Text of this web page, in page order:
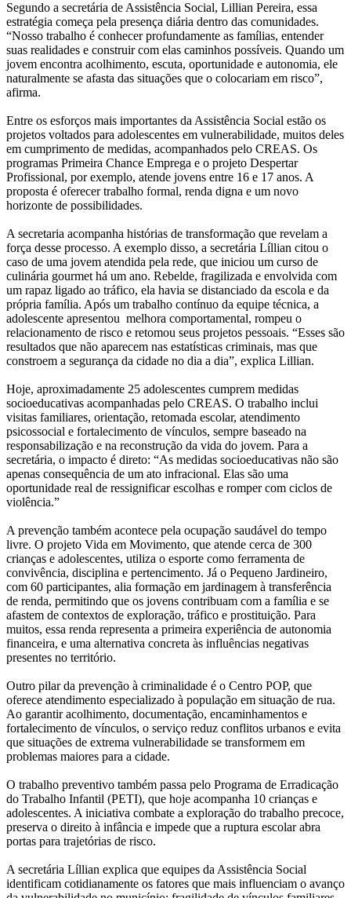
Segundo a secretária de Assistência Social, Lillian Pereira, essa
estratégia começa pela presença diária dentro das comunidades.
“Nosso trabalho é conhecer profundamente as famílias, entender
suas realidades e construir com elas caminhos possíveis. Quando um
jovem encontra acolhimento, escuta, oportunidade e autonomia, ele
naturalmente se afasta das situações que o colocariam em risco”,
afirma.
Entre os esforços mais importantes da Assistência Social estão os
projetos voltados para adolescentes em vulnerabilidade, muitos deles
em cumprimento de medidas, acompanhados pelo CREAS. Os
programas Primeira Chance Emprega e o projeto Despertar
Profissional, por exemplo, atende jovens entre 16 e 17 anos. A
proposta é oferecer trabalho formal, renda digna e um novo
horizonte de possibilidades.
A secretaria acompanha histórias de transformação que revelam a
força desse processo. A exemplo disso, a secretária Líllian citou o
caso de uma jovem atendida pela rede, que iniciou um curso de
culinária gourmet há um ano. Rebelde, fragilizada e envolvida com
um rapaz ligado ao tráfico, ela havia se distanciado da escola e da
própria família. Após um trabalho contínuo da equipe técnica, a
adolescente apresentou melhora comportamental, rompeu o
relacionamento de risco e retomou seus projetos pessoais. “Esses são
resultados que não aparecem nas estatísticas criminais, mas que
constroem a segurança da cidade no dia a dia”, explica Lillian.
Hoje, aproximadamente 25 adolescentes cumprem medidas
socioeducativas acompanhadas pelo CREAS. O trabalho inclui
visitas familiares, orientação, retomada escolar, atendimento
psicossocial e fortalecimento de vínculos, sempre baseado na
responsabilização e na reconstrução da vida do jovem. Para a
secretária, o impacto é direto: “As medidas socioeducativas não são
apenas consequência de um ato infracional. Elas são uma
oportunidade real de ressignificar escolhas e romper com ciclos de
violência.”
A prevenção também acontece pela ocupação saudável do tempo
livre. O projeto Vida em Movimento, que atende cerca de 300
crianças e adolescentes, utiliza o esporte como ferramenta de
convivência, disciplina e pertencimento. Já o Pequeno Jardineiro,
com 60 participantes, alia formação em jardinagem à transferência
de renda, permitindo que os jovens contribuam com a família e se
afastem de contextos de exploração, tráfico e prostituição. Para
muitos, essa renda representa a primeira experiência de autonomia
financeira, e uma alternativa concreta às influências negativas
presentes no território.
Outro pilar da prevenção à criminalidade é o Centro POP, que
oferece atendimento especializado à população em situação de rua.
Ao garantir acolhimento, documentação, encaminhamentos e
fortalecimento de vínculos, o serviço reduz conflitos urbanos e evita
que situações de extrema vulnerabilidade se transformem em
problemas maiores para a cidade.
O trabalho preventivo também passa pelo Programa de Erradicação
do Trabalho Infantil (PETI), que hoje acompanha 10 crianças e
adolescentes. A iniciativa combate a exploração do trabalho precoce,
preserva o direito à infância e impede que a ruptura escolar abra
portas para trajetórias de risco.
A secretária Líllian explica que equipes da Assistência Social
identificam cotidianamente os fatores que mais influenciam o avanço